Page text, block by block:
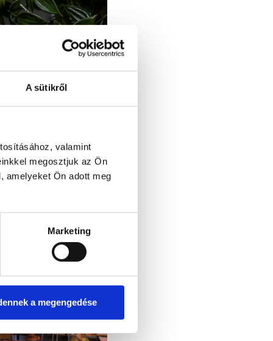
A sütikről
valamint
megosztjuk az Ön
amelyeket Ön adott meg
Marketing
a megengedése